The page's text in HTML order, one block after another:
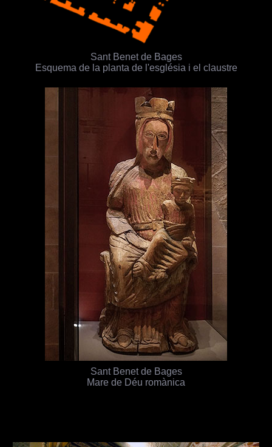
Sant Benet de Bages
Esquema de la planta de l'església i el claustre
Sant Benet de Bages
Mare de Déu romànica